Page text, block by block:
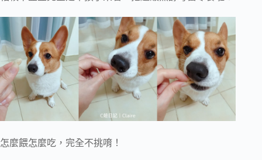
怎麼餵怎麼吃，完全不挑唷！